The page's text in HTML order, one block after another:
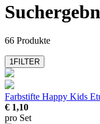
Biella
Brauns
mehr anzeigen
66 Produkte
1FILTER
Farbstifte Happy Kids
€ 1,10
pro Set